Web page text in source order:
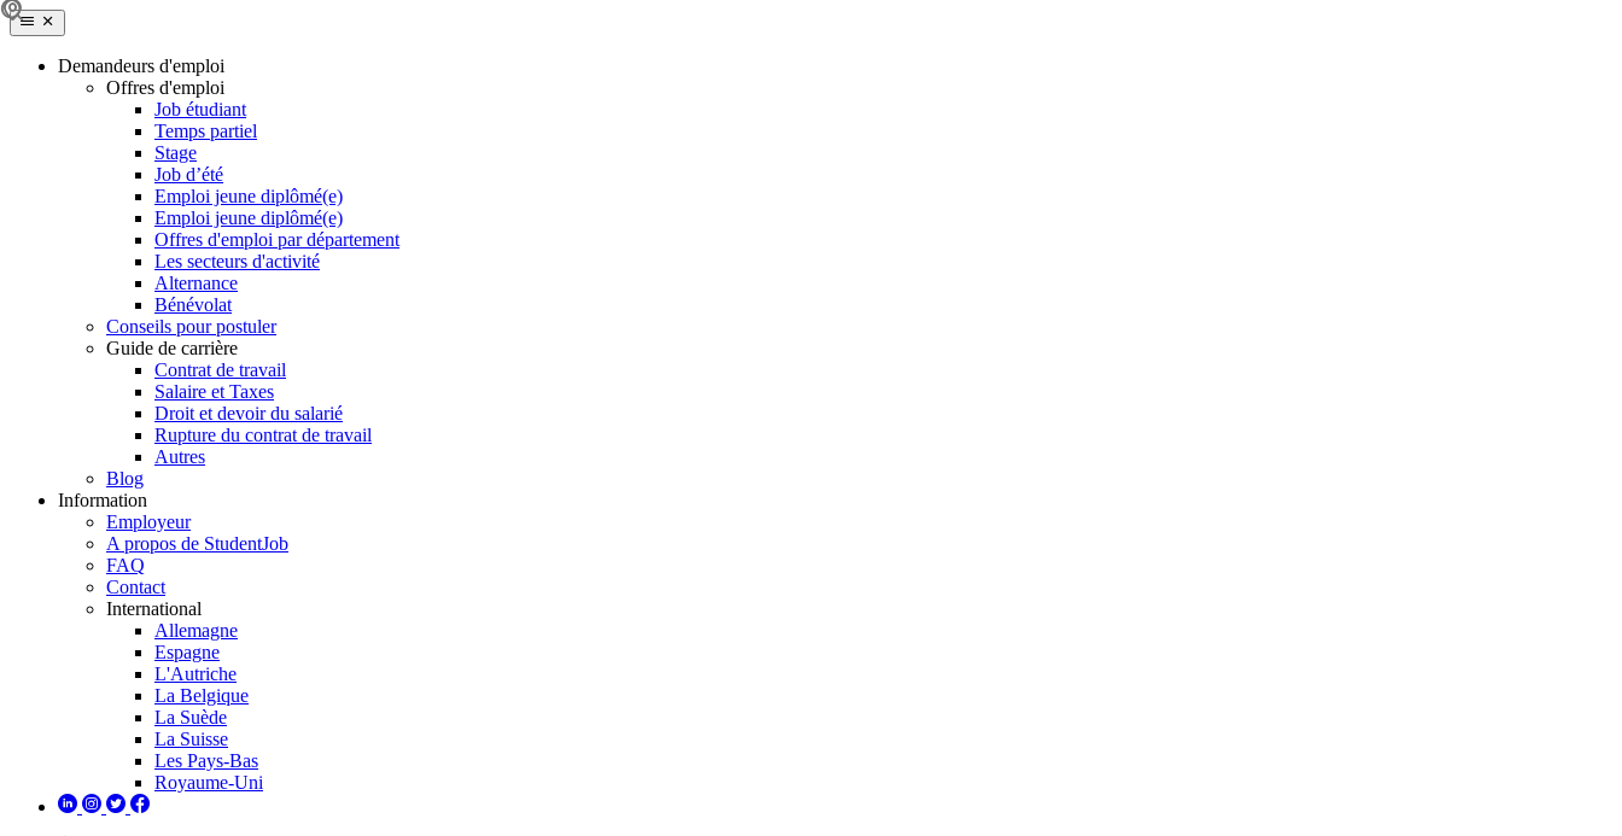
Demandeurs d'emploi
Offres d'emploi
Job étudiant
Temps partiel
Stage
Job d’été
Emploi jeune diplômé(e)
Emploi jeune diplômé(e)
Offres d'emploi par département
Les secteurs d'activité
Alternance
Bénévolat
Conseils pour postuler
Guide de carrière
Contrat de travail
Salaire et Taxes
Droit et devoir du salarié
Rupture du contrat de travail
Autres
Blog
Information
Employeur
A propos de StudentJob
FAQ
Contact
International
Allemagne
Espagne
L'Autriche
La Belgique
La Suède
La Suisse
Les Pays-Bas
Royaume-Uni